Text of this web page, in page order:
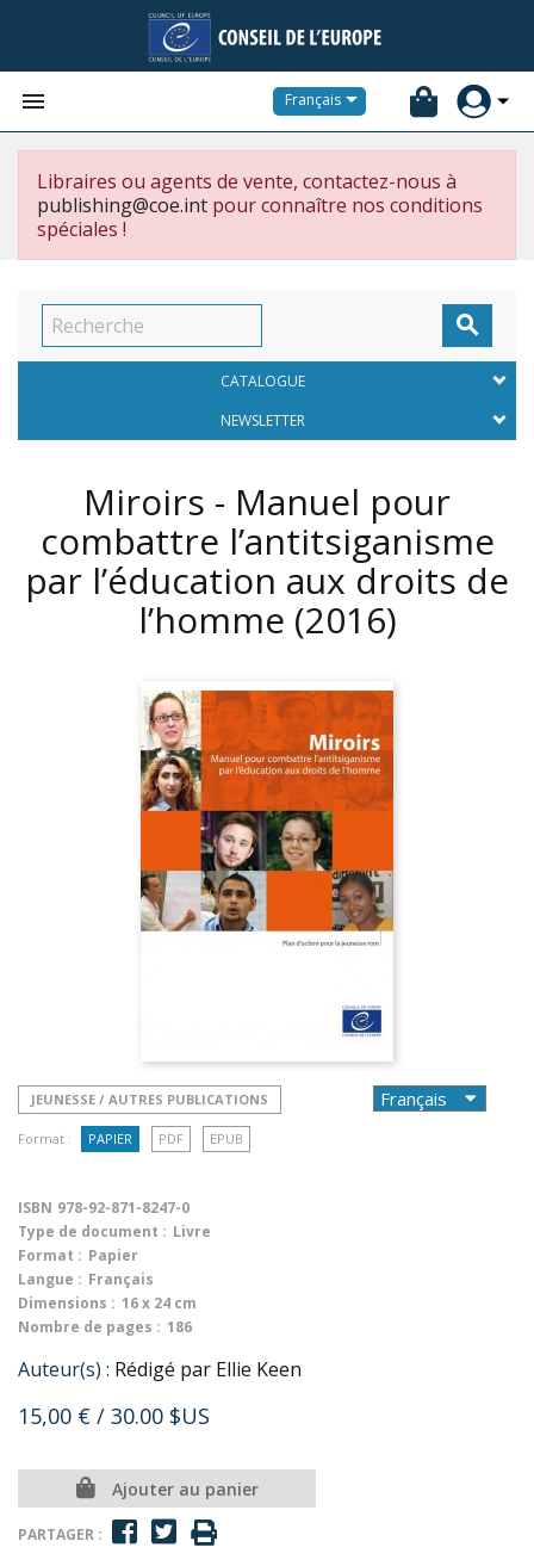
 Français
Libraires ou agents de vente, contactez-nous à
publishing@coe.int pour connaître nos conditions
spéciales !

CATALOGUE
NEWSLETTER
Miroirs - Manuel pour
combattre l’antitsiganisme
par l’éducation aux droits de
l’homme (2016)
JEUNESSE / AUTRES PUBLICATIONS
Format : PAPIER PDF EPUB
ISBN 978-92-871-8247-0
Type de document : Livre
Format : Papier
Langue : Français
Dimensions : 16 x 24 cm
Nombre de pages : 186
Auteur(s) : Rédigé par Ellie Keen
15,00 € / 30.00 $US
Ajouter au panier
PARTAGER :